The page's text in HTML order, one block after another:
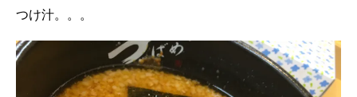
つけ汁。。。